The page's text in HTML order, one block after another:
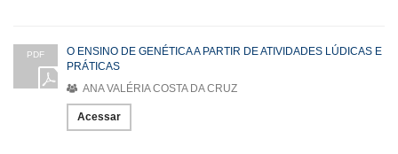
PDF
O ENSINO DE GENÉTICA A PARTIR DE ATIVIDADES LÚDICAS E
PRÁTICAS
ANA VALÉRIA COSTA DA CRUZ
Acessar